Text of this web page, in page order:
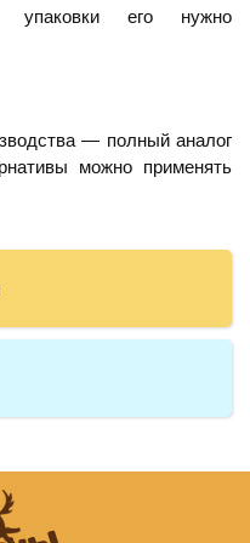
упаковки его нужно
— полный аналог
можно применять